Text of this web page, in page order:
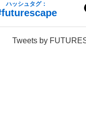
ハッシュタグ：
Tweets by